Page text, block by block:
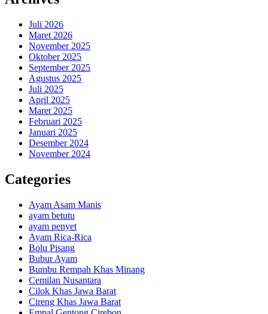
Juli 2026
Maret 2026
November 2025
Oktober 2025
September 2025
Agustus 2025
Juli 2025
April 2025
Maret 2025
Februari 2025
Januari 2025
Desember 2024
November 2024
Categories
Ayam Asam Manis
ayam betutu
ayam penyet
Ayam Rica-Rica
Bolu Pisang
Bubur Ayam
Bumbu Rempah Khas Minang
Cemilan Nusantara
Cilok Khas Jawa Barat
Cireng Khas Jawa Barat